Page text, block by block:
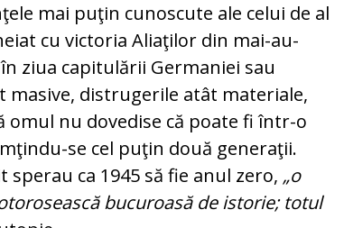
mai puţin cu­nos­cute ale celui de al
cu vic­toria Aliaţilor din mai-au­
ziua capitulării Germaniei sau
masive, distrugerile atât ma­teriale,
omul nu dovedise că poate fi în­tr-o
se cel pu­ţin două generaţii.
ca 1945 să fie anul zero, „o
bucuroasă de istorie; to­tul